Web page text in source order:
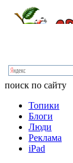
поиск по сайту
Топики
Блоги
Люди
Реклама
iPad